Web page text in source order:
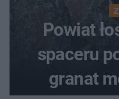
Powiat
spaceru
granat